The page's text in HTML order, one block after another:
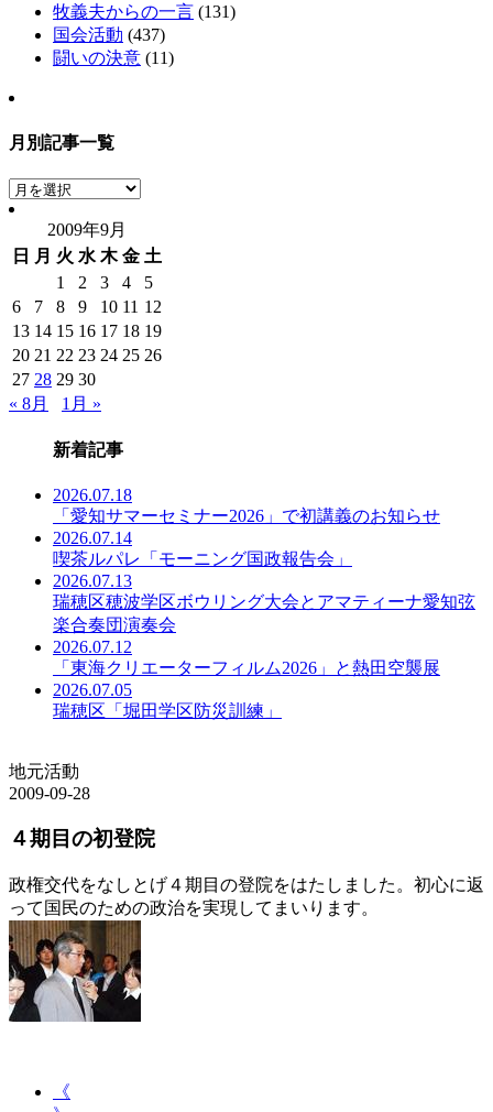
牧義夫からの一言 (131)
国会活動 (437)
闘いの決意 (11)
月別記事一覧
月
別
事
覧
2009年9月
日
月 火 水 木 金 土
1
2 3 4
5
6
7 8 9 10 11 12
13 14 15 16 17 18 19
20 21 22 23 24 25 26
27 28 29 30
« 8月
1月 »
新着記事
2026.07.18
「愛知サマーセミナー2026」で初講義のお知らせ
2026.07.14
喫茶ルパレ「モーニング国政報告会」
2026.07.13
瑞穂区穂波学区ボウリング大会とアマティーナ愛知弦
楽合奏団演奏会
2026.07.12
「東海クリエーターフィルム2026」と熱田空襲展
2026.07.05
瑞穂区「堀田学区防災訓練」
地元活動
2009-09-28
４期目の初登院
政権交代をなしとげ４期目の登院をはたしました。初心に返
って国民のための政治を実現してまいります。
《